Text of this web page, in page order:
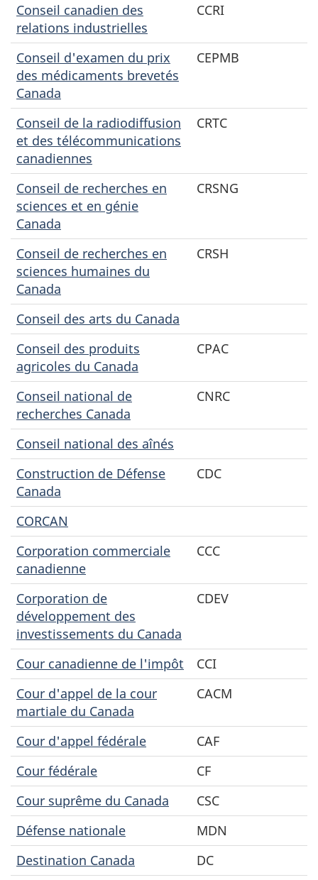
Conseil canadien des
relations industrielles
CCRI
Conseil d'examen du prix
des médicaments brevetés
Canada
CEPMB
Conseil de la radiodiffusion
et des télécommunications
canadiennes
CRTC
Conseil de recherches en
sciences et en génie
Canada
CRSNG
Conseil de recherches en
sciences humaines du
Canada
CRSH
Conseil des arts du Canada
Conseil des produits
agricoles du Canada
CPAC
Conseil national de
recherches Canada
CNRC
Conseil national des aînés
Construction de Défense
Canada
CDC
CORCAN
Corporation commerciale
canadienne
CCC
Corporation de
développement des
investissements du Canada
CDEV
Cour canadienne de l'impôt
CCI
Cour d'appel de la cour
martiale du Canada
CACM
Cour d'appel fédérale
CAF
Cour fédérale
CF
Cour suprême du Canada
CSC
Défense nationale
MDN
Destination Canada
DC